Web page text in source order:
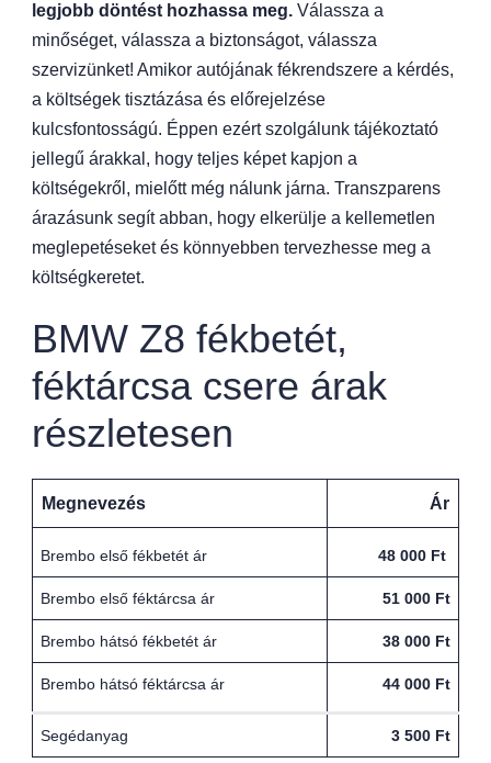
legjobb döntést hozhassa meg. Válassza a
minőséget, válassza a biztonságot, válassza
szervizünket! Amikor autójának fékrendszere a kérdés,
a költségek tisztázása és előrejelzése
kulcsfontosságú. Éppen ezért szolgálunk tájékoztató
jellegű árakkal, hogy teljes képet kapjon a
költségekről, mielőtt még nálunk járna. Transzparens
árazásunk segít abban, hogy elkerülje a kellemetlen
meglepetéseket és könnyebben tervezhesse meg a
költségkeretet.
BMW Z8 fékbetét,
féktárcsa csere árak
részletesen
Megnevezés Ár
Brembo első fékbetét ár 48 000 Ft
Brembo első féktárcsa ár 51 000 Ft
Brembo hátsó fékbetét ár 38 000 Ft
Brembo hátsó féktárcsa ár 44 000 Ft
Segédanyag 3 500 Ft